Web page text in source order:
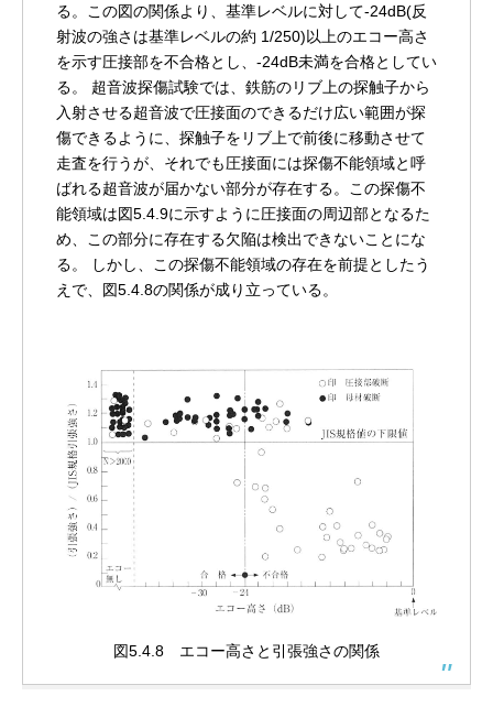
る。この図の関係より、基準レベルに対して-24dB(反
射波の強さは基準レベルの約 1/250)以上のエコー高さ
を示す圧接部を不合格とし、-24dB未満を合格としてい
る。
超音波探傷試験では、鉄筋のリブ上の探触子から
入射させる超音波で圧接面のできるだけ広い範囲が探
傷できるように、探触子をリブ上で前後に移動させて
走査を行うが、それでも圧接面には探傷不能領域と呼
ばれる超音波が届かない部分が存在する。この探傷不
能領域は図5.4.9に示すように圧接面の周辺部となるた
め、この部分に存在する欠陥は検出できないことにな
る。
しかし、この探傷不能領域の存在を前提としたう
えで、図5.4.8の関係が成り立っている。
図5.4.8 エコー高さと引張強さの関係